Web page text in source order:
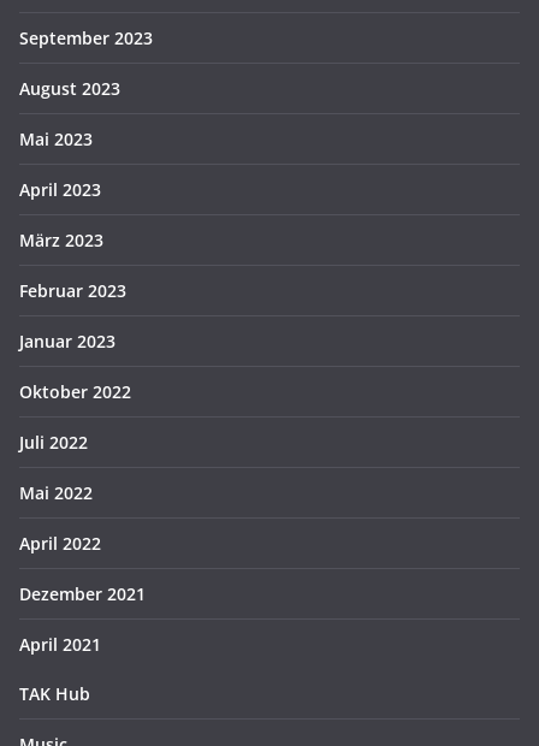
September 2023
August 2023
Mai 2023
April 2023
März 2023
Februar 2023
Januar 2023
Oktober 2022
Juli 2022
Mai 2022
April 2022
Dezember 2021
April 2021
TAK Hub